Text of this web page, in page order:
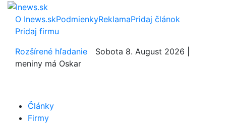
O Inews.skPodmienkyReklamaPridaj článok
Pridaj firmu
Rozšírené hľadanie
Sobota 8. August 2026 |
meniny má Oskar
Články
Firmy